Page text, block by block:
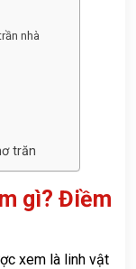
nhà
trăn
gì? Điềm
xem là linh vật